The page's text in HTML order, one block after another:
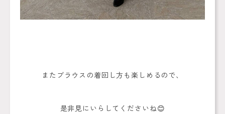
またブラウスの着回し方も楽しめるので、
是非見にいらしてくださいね😊